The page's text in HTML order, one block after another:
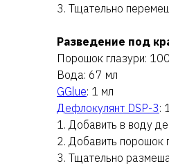
3. Тщательно
Разведение под
Порошок глазури:
Вода: 67 мл
GGlue: 1 мл
Дефлокулянт DSP-3:
1. Добавить в воду
2. Добавить порошок
3. Тщательно